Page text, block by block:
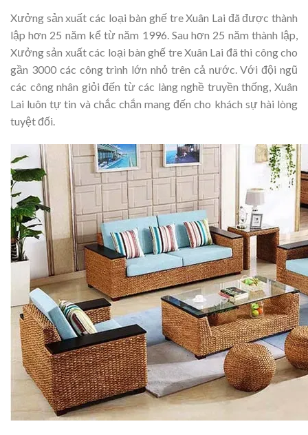
Xưởng sản xuất các loại bàn ghế tre Xuân Lai đã được thành
lập hơn 25 năm kể từ năm 1996. Sau hơn 25 năm thành lập,
Xưởng sản xuất các loại bàn ghế tre Xuân Lai đã thi công cho
gần 3000 các công trình lớn nhỏ trên cả nước. Với đội ngũ
các công nhân giỏi đến từ các làng nghề truyền thống, Xuân
Lai luôn tự tin và chắc chắn mang đến cho khách sự hài lòng
tuyệt đối.